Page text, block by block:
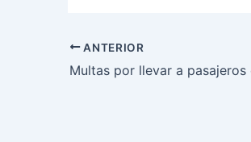
ANTERIOR